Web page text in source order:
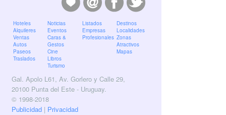
Hoteles
Alquileres
Ventas
Autos
Paseos
Traslados
Noticias
Eventos
Caras &
Gestos
Cine
Libros
Turismo
Listados
Empresas
Profesionales
Destinos
Localidades
Zonas
Atractivos
Mapas
Gal. Apolo L61, Av. Gorlero y Calle 29,
20100 Punta del Este - Uruguay.
© 1998-2018
Publicidad| Privacidad